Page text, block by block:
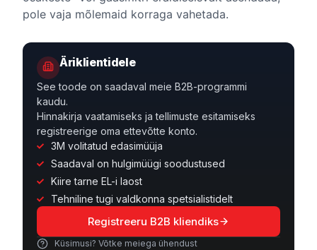
pole vaja mõlemaid korraga vahetada.
Äriklientidele
See toode on saadaval meie B2B-programmi
kaudu.
Hinnakirja vaatamiseks ja tellimuste esitamiseks
registreerige oma ettevõtte konto.
3M volitatud edasimüüja
Saadaval on hulgimüügi soodustused
Kiire tarne EL-i laost
Tehniline tugi valdkonna spetsialistidelt
Registreeru B2B kliendiks
Küsimusi? Võtke meiega ühendust